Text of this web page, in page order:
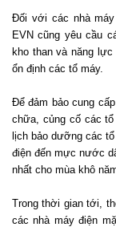
Đối với các nhà
EVN cũng yêu cầu
kho than và năng
ổn định các tổ máy.
Để đảm bảo cung
chữa, củng cố các
lịch bảo dưỡng các
điện đến mực nước
nhất cho mùa khô
Trong thời gian tới,
các nhà máy điện